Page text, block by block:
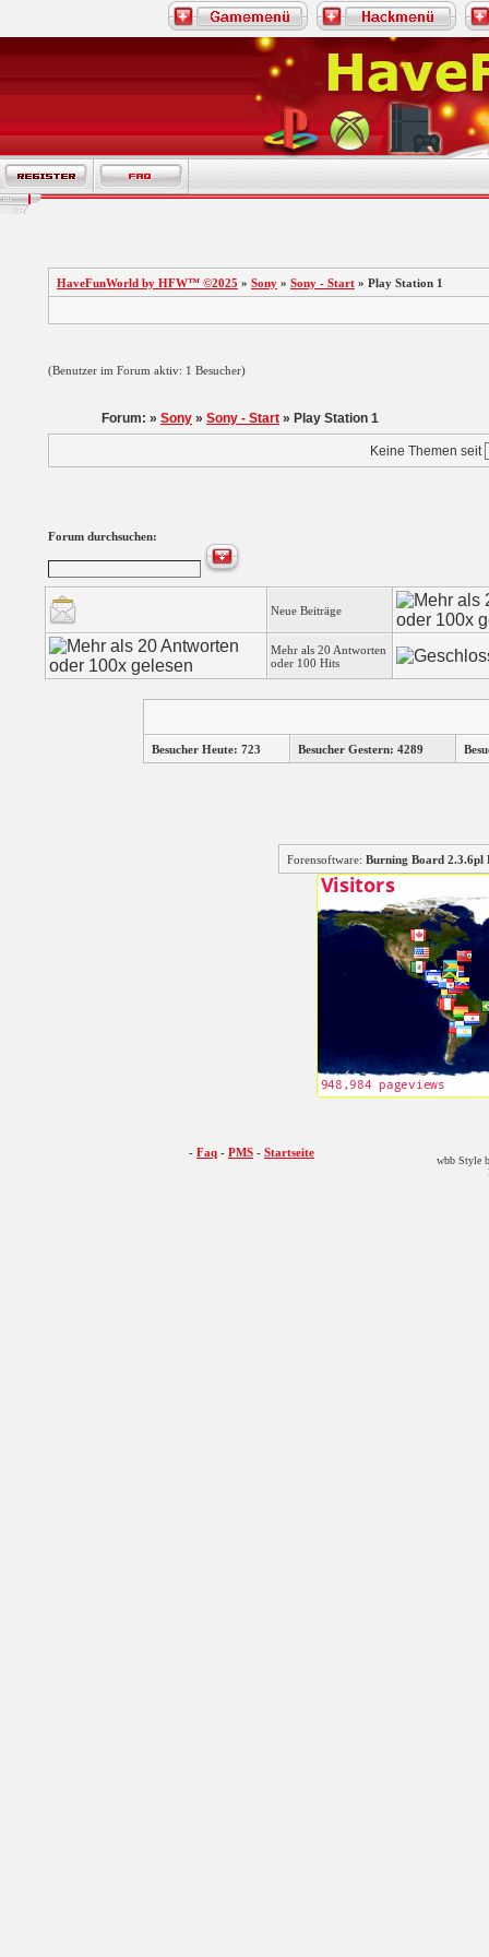
HaveFunWorld by HFW™ ©2025 » Sony » Sony - Start » Play Station 1
(Benutzer im Forum aktiv: 1 Besucher)
Forum: » Sony » Sony - Start » Play Station 1
Keine Themen seit
Forum durchsuchen:
Neue Beiträge
Mehr als 20 Antworten
oder 100 Hits
Besucher Heute: 723 Besucher Gestern: 4289
Forensoftware: Burning Board
- Faq - PMS - Startseite
wbb Style